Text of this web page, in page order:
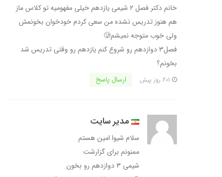
خانم دکتر فصل ۲ شیمی یازدهم خیلی مفهومیه تو کلاس ماز
هم هنوز تدریس نشده من سعی کردم خودخوان بخونمش
ولی خوب متوجه نمیشم🥲
فصل۳ دوازدهم رو شروع کنم یازدهم رو وقتی تدریس شد
بخونم؟
ارسال پاسخ
مدیر سایت
سلام شیوا امین هستم
ممنونم برای گزارشت
شیمی ۳ دوازدهم رو بخون